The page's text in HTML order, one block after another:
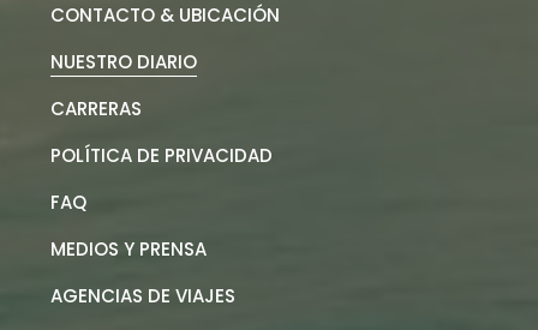
CONTACTO & UBICACIÓN
NUESTRO DIARIO
CARRERAS
POLÍTICA DE PRIVACIDAD
FAQ
MEDIOS Y PRENSA
AGENCIAS DE VIAJES